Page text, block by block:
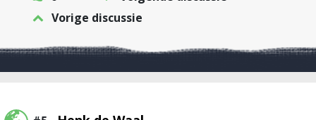
Vorige discussie